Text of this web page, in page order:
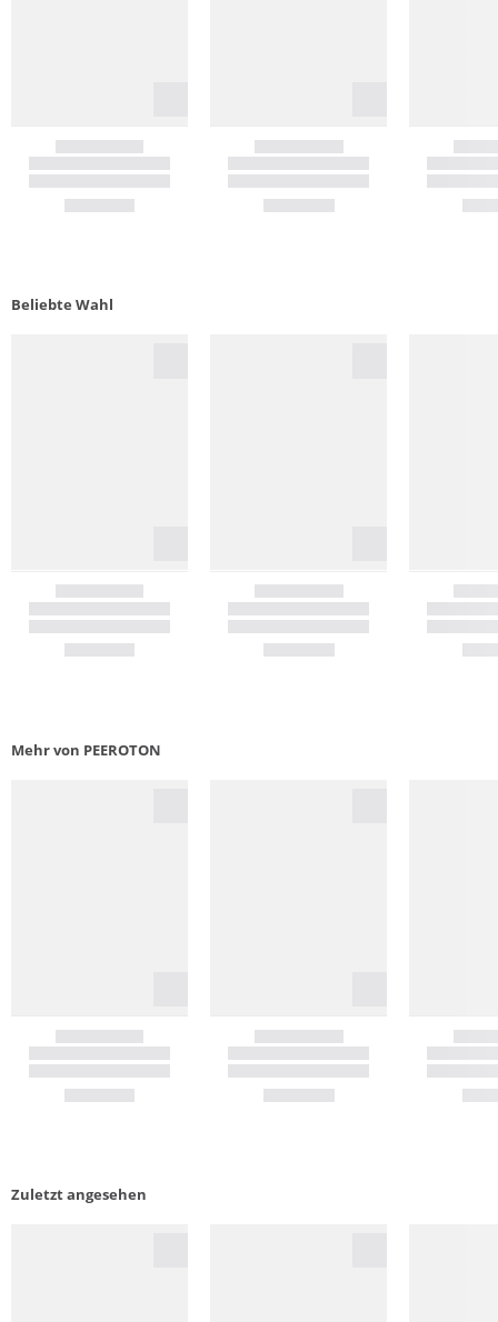
Beliebte Wahl
Mehr von PEEROTON
Zuletzt angesehen